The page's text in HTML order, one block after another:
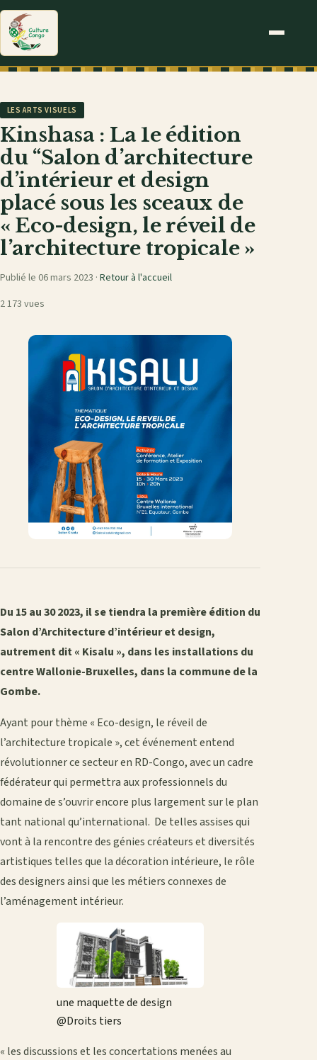
LES ARTS VISUELS
Kinshasa : La 1e édition
du “Salon d’architecture
d’intérieur et design
placé sous les sceaux de
« Eco-design, le réveil de
l’architecture tropicale »
Publié le 06 mars 2023 · Retour à l'accueil
2 173 vues
Du 15 au 30 2023, il se tiendra la première édition du
Salon d’Architecture d’intérieur et design,
autrement dit « Kisalu », dans les installations du
centre Wallonie-Bruxelles, dans la commune de la
Gombe.
Ayant pour thème « Eco-design, le réveil de
l’architecture tropicale », cet événement entend
révolutionner ce secteur en RD-Congo, avec un cadre
fédérateur qui permettra aux professionnels du
domaine de s’ouvrir encore plus largement sur le plan
tant national qu’international. De telles assises qui
vont à la rencontre des génies créateurs et diversités
artistiques telles que la décoration intérieure, le rôle
des designers ainsi que les métiers connexes de
l’aménagement intérieur.
une maquette de design
@Droits tiers
« les discussions et les concertations menées au